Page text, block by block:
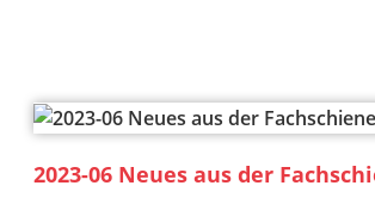
2023-06 Neues aus der